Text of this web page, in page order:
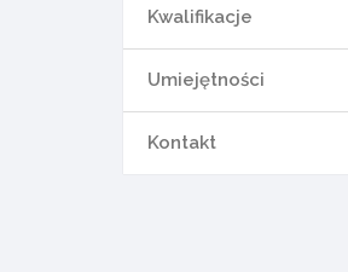
Kwalifikacje
Umiejętności
Kontakt